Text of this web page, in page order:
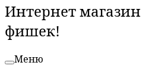
Интернет
фишек!
Меню